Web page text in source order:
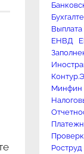
ЕНВД
Минфин
Роструд